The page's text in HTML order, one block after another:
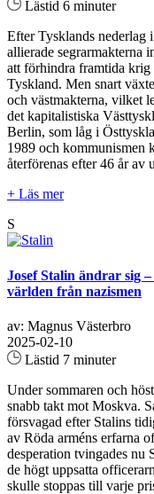
Lästid 6 minuter
Efter Tysklands nederlag
allierade segrarmakterna
att förhindra framtida krig
Tyskland. Men snart
och västmakterna, vilket
det kapitalistiska
Berlin, som låg i
1989 och kommunismen
återförenas efter 46 år av
+ Läs mer
S
Josef Stalin ändrar sig
världen från nazismen
av: Magnus Västerbro
2025-02-10
Lästid 7 minuter
Under sommaren och
snabb takt mot Moskva.
försvagad efter Stalins
av Röda arméns erfarna
desperation tvingades nu
de högt uppsatta
skulle stoppas till varje